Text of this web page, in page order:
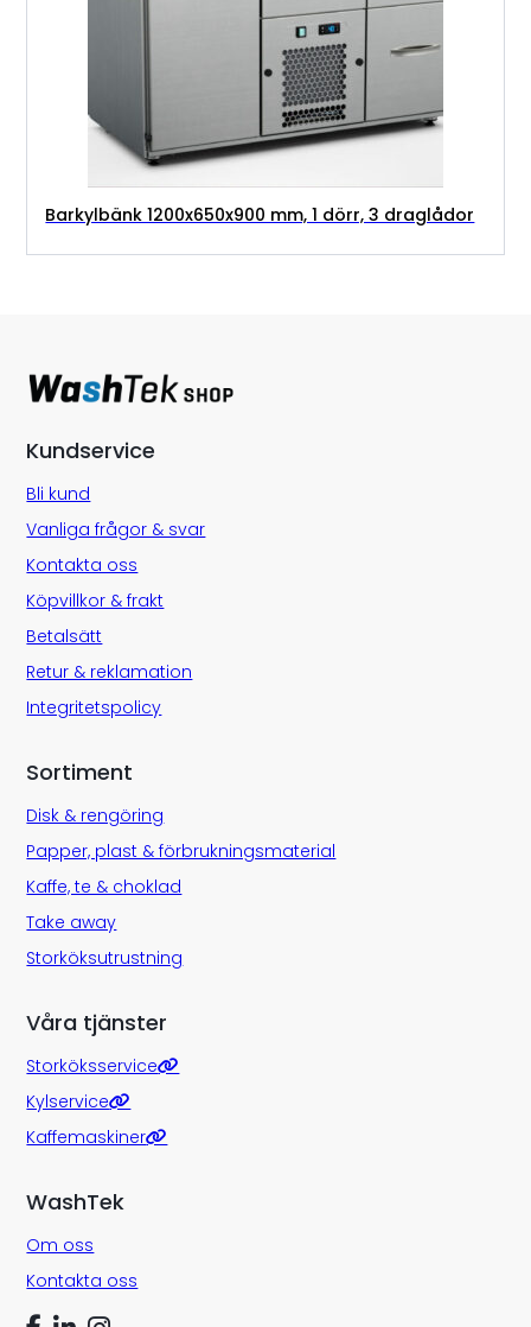
Barkylbänk 1200x650x900 mm, 1 dörr, 3 draglådor
Kundservice
Bli kund
Vanliga frågor & svar
Kontakta oss
Köpvillkor & frakt
Betalsätt
Retur & reklamation
Integritetspolicy
Sortiment
Disk & rengöring
Papper, plast & förbrukningsmaterial
Kaffe, te & choklad
Take away
Storköksutrustning
Våra tjänster
Storköksservice
Kylservice
Kaffemaskiner
WashTek
Om oss
Kontakta oss